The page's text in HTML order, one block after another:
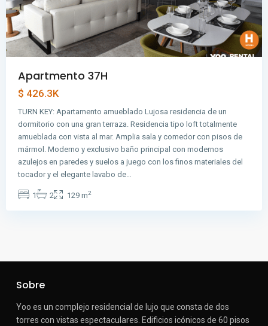
Apartmento 37H
$ 426.3K
TURN KEY: Apartamento amueblado Lujosa residencia de un
dormitorio con una gran terraza. Residencia tipo loft totalmente
amueblada con vista al mar. Amplia sala y comedor con pisos de
mármol. Moderno y exclusivo baño principal con modernos
azulejos en paredes y suelos a juego con los finos materiales del
tocador y el elegante lavabo de…
1 2 129 m2
Sobre
Yoo es un complejo residencial de lujo que consta de dos
torres con vistas espectaculares. Edificios icónicos de 60 pisos